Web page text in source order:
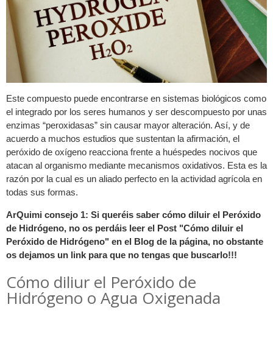
Este compuesto puede encontrarse en sistemas biológicos como
el integrado por los seres humanos y ser descompuesto por unas
enzimas “peroxidasas” sin causar mayor alteración. Así, y de
acuerdo a muchos estudios que sustentan la afirmación, el
peróxido de oxígeno reacciona frente a huéspedes nocivos que
atacan al organismo mediante mecanismos oxidativos. Esta es la
razón por la cual es un aliado perfecto en la actividad agrícola en
todas sus formas.
ArQuimi consejo 1: Si queréis saber cómo diluir el Peróxido
de Hidrógeno, no os perdáis leer el Post "Cómo diluir el
Peróxido de Hidrógeno" en el Blog de la página, no obstante
os dejamos un link para que no tengas que buscarlo!!!
Cómo diliur el Peróxido de
Hidrógeno o Agua Oxigenada